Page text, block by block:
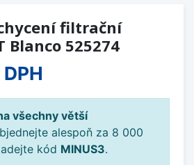
filtrační
Blanco 525274
DPH
všechny větší
alespoň za 8 000
kód MINUS3.